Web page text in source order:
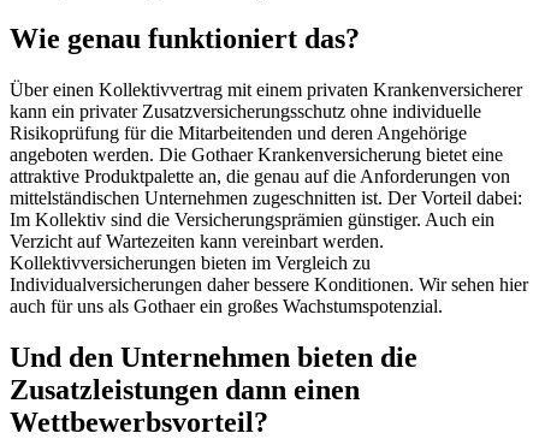
Wie genau funktioniert das?
Über einen Kollektivvertrag mit einem privaten Krankenversicherer
kann ein privater Zusatzversicherungsschutz ohne individuelle
Risikoprüfung für die Mitarbeitenden und deren Angehörige
angeboten werden. Die Gothaer Krankenversicherung bietet eine
attraktive Produktpalette an, die genau auf die Anforderungen von
mittelständischen Unternehmen zugeschnitten ist. Der Vorteil dabei:
Im Kollektiv sind die Versicherungsprämien günstiger. Auch ein
Verzicht auf Wartezeiten kann vereinbart werden.
Kollektivversicherungen bieten im Vergleich zu
Individualversicherungen daher bessere Konditionen. Wir sehen hier
auch für uns als Gothaer ein großes Wachstumspotenzial.
Und den Unternehmen bieten die
Zusatzleistungen dann einen
Wettbewerbsvorteil?